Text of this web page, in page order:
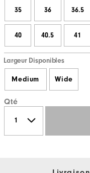
35 36 36.5
40 40.5 41
Largeur Disponibles
Medium Wide
Qté